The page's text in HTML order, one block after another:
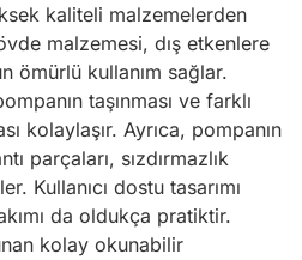
kaliteli malzemelerden
malzemesi, dış etkenlere
ömürlü kullanım sağlar.
taşınması ve farklı
kolaylaşır. Ayrıca, pompanın
parçaları, sızdırmazlık
Kullanıcı dostu tasarımı
da oldukça pratiktir.
kolay okunabilir